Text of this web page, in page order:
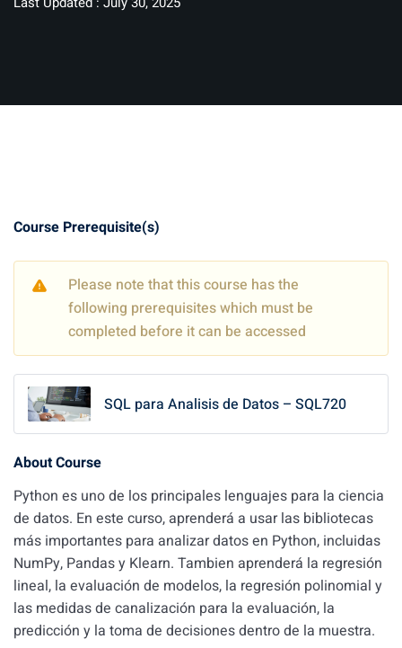
Course Prerequisite(s)
Please note that this course has the
following prerequisites which must be
completed before it can be accessed
SQL para Analisis de Datos – SQL720
About Course
Python es uno de los principales lenguajes para la ciencia
de datos. En este curso, aprenderá a usar las bibliotecas
más importantes para analizar datos en Python, incluidas
NumPy, Pandas y Klearn. Tambien aprenderá la regresión
lineal, la evaluación de modelos, la regresión polinomial y
las medidas de canalización para la evaluación, la
predicción y la toma de decisiones dentro de la muestra.